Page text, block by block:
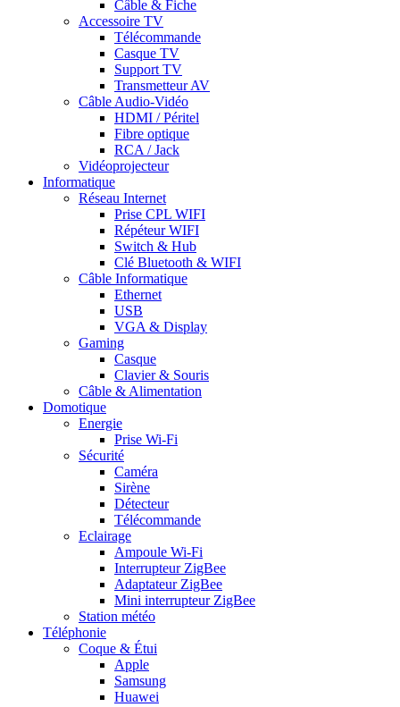
Câble & Fiche
Accessoire TV
Télécommande
Casque TV
Support TV
Transmetteur AV
Câble Audio-Vidéo
HDMI / Péritel
Fibre optique
RCA / Jack
Vidéoprojecteur
Informatique
Réseau Internet
Prise CPL WIFI
Répéteur WIFI
Switch & Hub
Clé Bluetooth & WIFI
Câble Informatique
Ethernet
USB
VGA & Display
Gaming
Casque
Clavier & Souris
Câble & Alimentation
Domotique
Energie
Prise Wi-Fi
Sécurité
Caméra
Sirène
Détecteur
Télécommande
Eclairage
Ampoule Wi-Fi
Interrupteur ZigBee
Adaptateur ZigBee
Mini interrupteur ZigBee
Station météo
Téléphonie
Coque & Étui
Apple
Samsung
Huawei